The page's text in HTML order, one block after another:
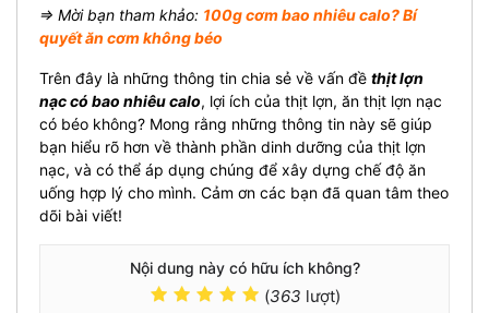
⇒ Mời bạn tham khảo: 100g cơm bao nhiêu calo? Bí
quyết ăn cơm không béo
Trên đây là những thông tin chia sẻ về vấn đề thịt lợn
nạc có bao nhiêu calo, lợi ích của thịt lợn, ăn thịt lợn nạc
có béo không? Mong rằng những thông tin này sẽ giúp
bạn hiểu rõ hơn về thành phần dinh dưỡng của thịt lợn
nạc, và có thể áp dụng chúng để xây dựng chế độ ăn
uống hợp lý cho mình. Cảm ơn các bạn đã quan tâm theo
dõi bài viết!
Nội dung này có hữu ích không?
(363 lượt)